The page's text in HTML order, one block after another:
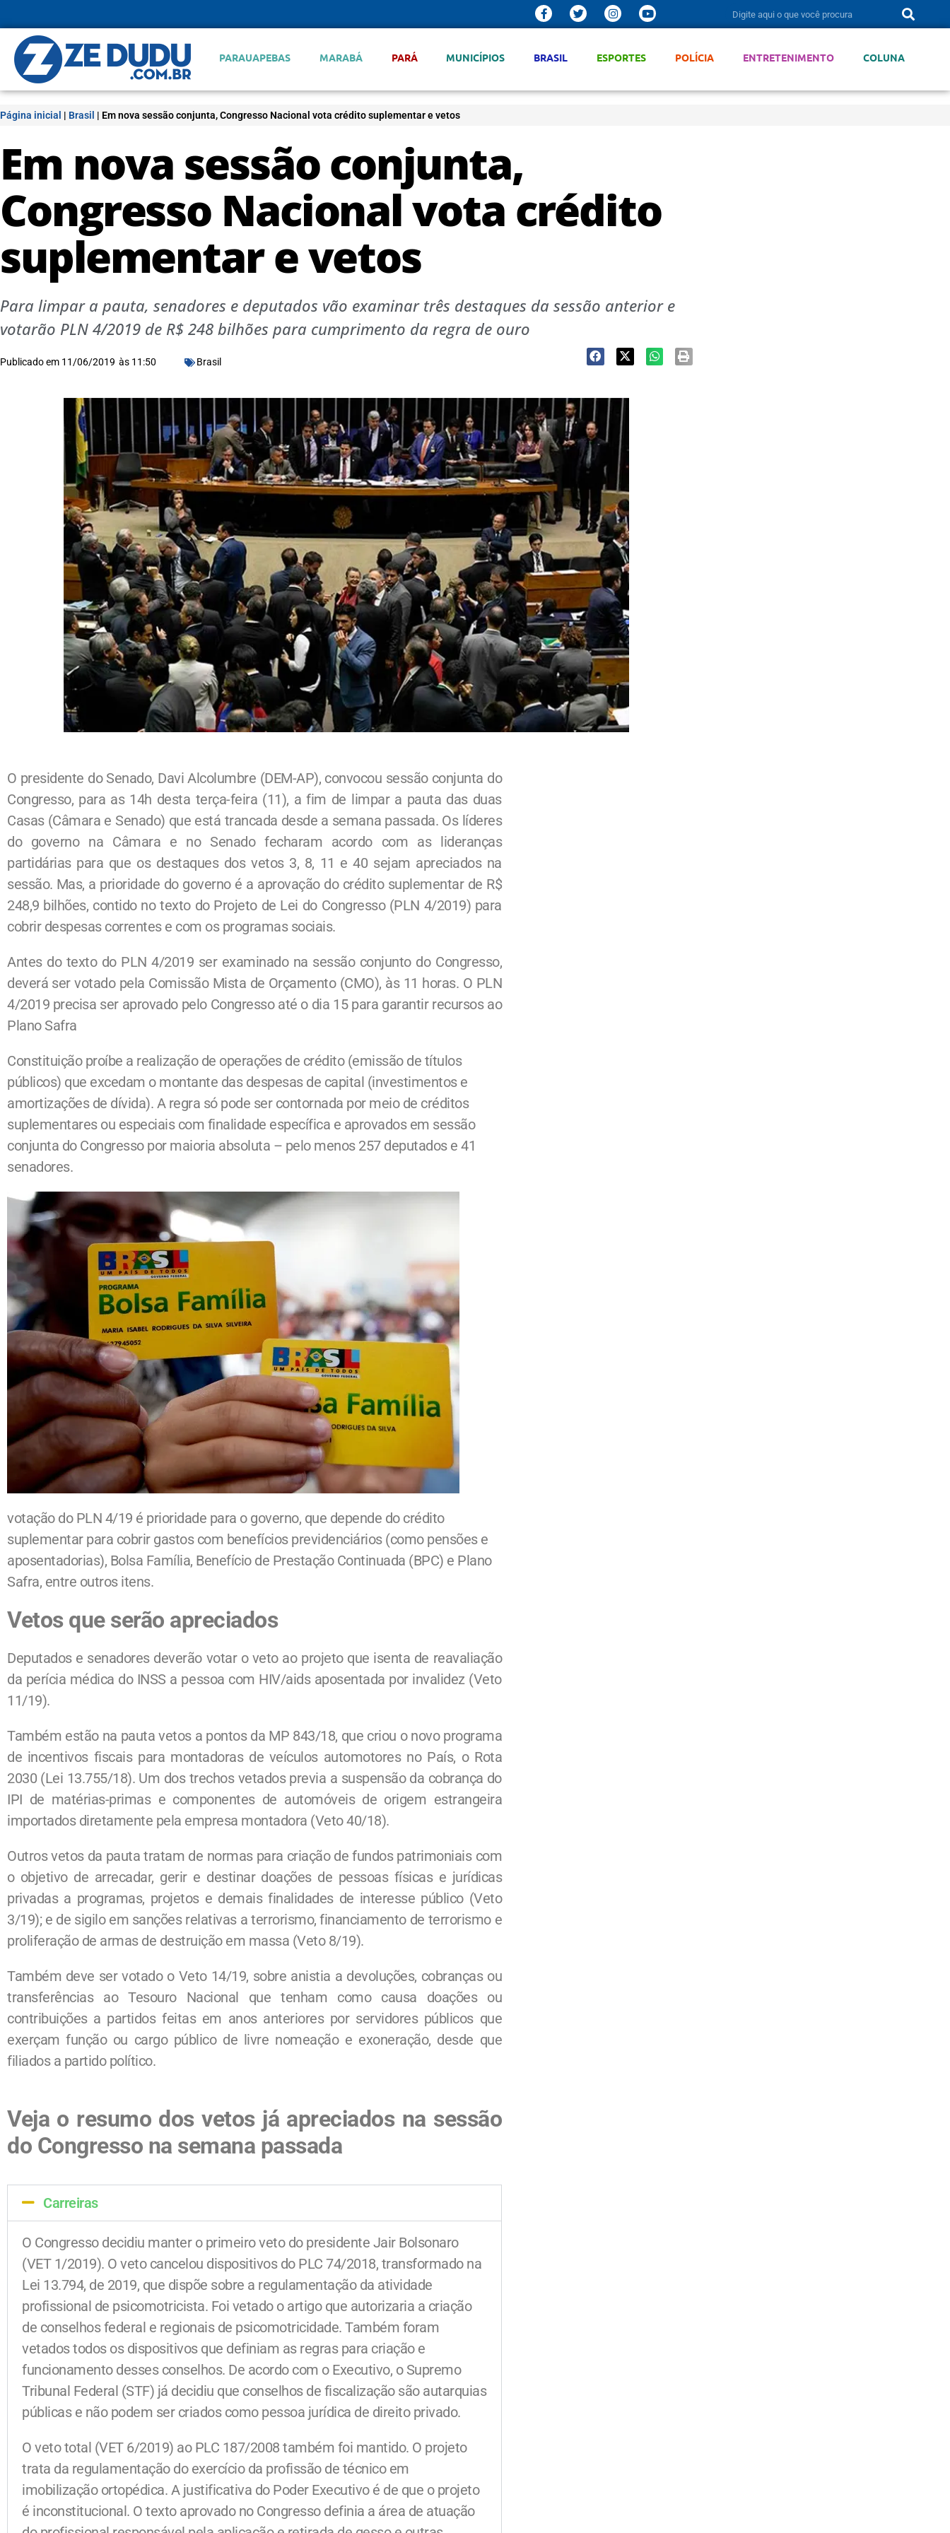
PARAUAPEBAS MARABÁ PARÁ MUNICÍPIOS BRASIL ESPORTES POLÍCIA ENTRETENIMENTO COLUNA
Página inicial | Brasil | Em nova sessão conjunta, Congresso Nacional vota crédito suplementar e vetos
Em nova sessão conjunta,
Congresso Nacional vota crédito
suplementar e vetos
Para limpar a pauta, senadores e deputados vão examinar três destaques da sessão anterior e
votarão PLN 4/2019 de R$ 248 bilhões para cumprimento da regra de ouro
Publicado em 11/06/2019 às 11:50 Brasil
O presidente do Senado, Davi Alcolumbre (DEM-AP), convocou sessão conjunta do
Congresso, para as 14h desta terça-feira (11), a fim de limpar a pauta das duas
Casas (Câmara e Senado) que está trancada desde a semana passada. Os líderes
do governo na Câmara e no Senado fecharam acordo com as lideranças
partidárias para que os destaques dos vetos 3, 8, 11 e 40 sejam apreciados na
sessão. Mas, a prioridade do governo é a aprovação do crédito suplementar de R$
248,9 bilhões, contido no texto do Projeto de Lei do Congresso (PLN 4/2019) para
cobrir despesas correntes e com os programas sociais.
Antes do texto do PLN 4/2019 ser examinado na sessão conjunto do Congresso,
deverá ser votado pela Comissão Mista de Orçamento (CMO), às 11 horas. O PLN
4/2019 precisa ser aprovado pelo Congresso até o dia 15 para garantir recursos ao
Plano Safra
Constituição proíbe a realização de operações de crédito (emissão de títulos
públicos) que excedam o montante das despesas de capital (investimentos e
amortizações de dívida). A regra só pode ser contornada por meio de créditos
suplementares ou especiais com finalidade específica e aprovados em sessão
conjunta do Congresso por maioria absoluta – pelo menos 257 deputados e 41
senadores.
votação do PLN 4/19 é prioridade para o governo, que depende do crédito
suplementar para cobrir gastos com benefícios previdenciários (como pensões e
aposentadorias), Bolsa Família, Benefício de Prestação Continuada (BPC) e Plano
Safra, entre outros itens.
Vetos que serão apreciados
Deputados e senadores deverão votar o veto ao projeto que isenta de reavaliação
da perícia médica do INSS a pessoa com HIV/aids aposentada por invalidez (Veto
11/19).
Também estão na pauta vetos a pontos da MP 843/18, que criou o novo programa
de incentivos fiscais para montadoras de veículos automotores no País, o Rota
2030 (Lei 13.755/18). Um dos trechos vetados previa a suspensão da cobrança do
IPI de matérias-primas e componentes de automóveis de origem estrangeira
importados diretamente pela empresa montadora (Veto 40/18).
Outros vetos da pauta tratam de normas para criação de fundos patrimoniais com
o objetivo de arrecadar, gerir e destinar doações de pessoas físicas e jurídicas
privadas a programas, projetos e demais finalidades de interesse público (Veto
3/19); e de sigilo em sanções relativas a terrorismo, financiamento de terrorismo e
proliferação de armas de destruição em massa (Veto 8/19).
Também deve ser votado o Veto 14/19, sobre anistia a devoluções, cobranças ou
transferências ao Tesouro Nacional que tenham como causa doações ou
contribuições a partidos feitas em anos anteriores por servidores públicos que
exerçam função ou cargo público de livre nomeação e exoneração, desde que
filiados a partido político.
Veja o resumo dos vetos já apreciados na sessão
do Congresso na semana passada
Carreiras
O Congresso decidiu manter o primeiro veto do presidente Jair Bolsonaro
(VET 1/2019). O veto cancelou dispositivos do PLC 74/2018, transformado na
Lei 13.794, de 2019, que dispõe sobre a regulamentação da atividade
profissional de psicomotricista. Foi vetado o artigo que autorizaria a criação
de conselhos federal e regionais de psicomotricidade. Também foram
vetados todos os dispositivos que definiam as regras para criação e
funcionamento desses conselhos. De acordo com o Executivo, o Supremo
Tribunal Federal (STF) já decidiu que conselhos de fiscalização são autarquias
públicas e não podem ser criados como pessoa jurídica de direito privado.
O veto total (VET 6/2019) ao PLC 187/2008 também foi mantido. O projeto
trata da regulamentação do exercício da profissão de técnico em
imobilização ortopédica. A justificativa do Poder Executivo é de que o projeto
é inconstitucional. O texto aprovado no Congresso definia a área de atuação